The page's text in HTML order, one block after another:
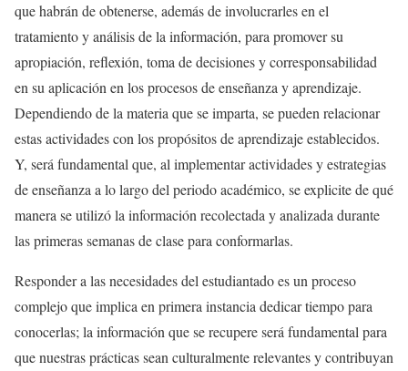
que habrán de obtenerse, además de involucrarles en el
tratamiento y análisis de la información, para promover su
apropiación, reflexión, toma de decisiones y corresponsabilidad
en su aplicación en los procesos de enseñanza y aprendizaje.
Dependiendo de la materia que se imparta, se pueden relacionar
estas actividades con los propósitos de aprendizaje establecidos.
Y, será fundamental que, al implementar actividades y estrategias
de enseñanza a lo largo del periodo académico, se explicite de qué
manera se utilizó la información recolectada y analizada durante
las primeras semanas de clase para conformarlas.
Responder a las necesidades del estudiantado es un proceso
complejo que implica en primera instancia dedicar tiempo para
conocerlas; la información que se recupere será fundamental para
que nuestras prácticas sean culturalmente relevantes y contribuyan